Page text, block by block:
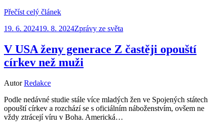
Přečíst celý článek
Zveřejněno
19. 6. 202419. 8. 2024Zprávy ze světa
V USA ženy generace Z častěji opouští
církev než muži
AutorRedakce
Podle nedávné studie stále více mladých žen ve Spojených státech
opouští církev a rozchází se s oficiálním náboženstvím, ovšem ne
vždy ztrácejí víru v Boha. Americká…